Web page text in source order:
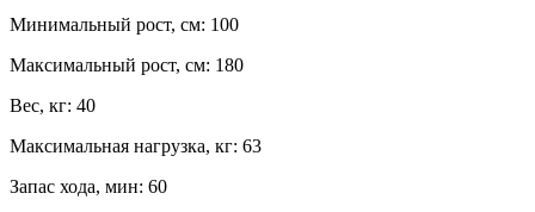
Минимальный рост, см: 100
Максимальный рост, см: 180
Вес, кг: 40
Максимальная нагрузка, кг: 63
Запас хода, мин: 60